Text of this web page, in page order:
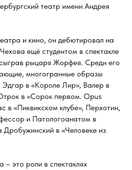
театр имени Андрея
и кино, он дебютировал на
ещё студентом в спектакле
рыцаря Жорфея. Среди его
многогранные образы
в «Короле Лир», Валер в
в «Сорок первом. Opus
в «Пиквикском клубе», Перхотин,
и Патологоанатом в
в «Человеке из
это роли в спектаклях